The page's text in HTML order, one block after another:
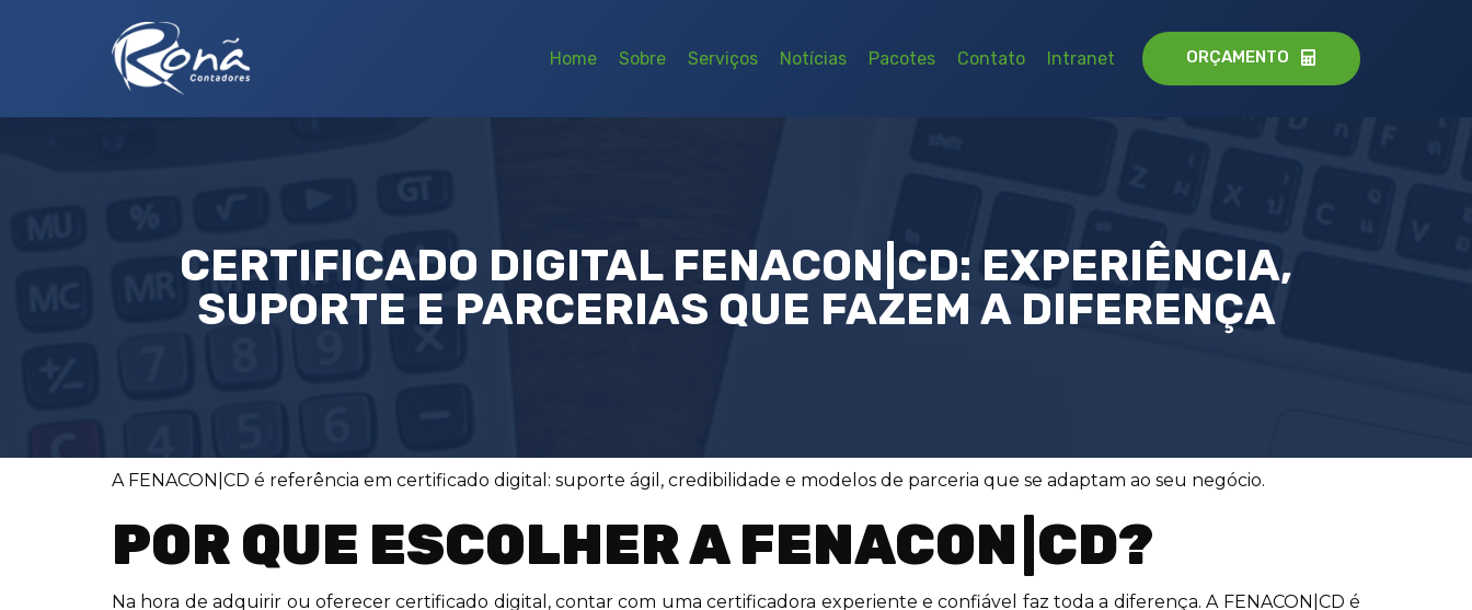
Home Sobre Serviços Notícias Pacotes Contato Intranet ORÇAMENTO
CERTIFICADO DIGITAL FENACON|CD: EXPERIÊNCIA,
SUPORTE E PARCERIAS QUE FAZEM A DIFERENÇA
A FENACON|CD é referência em certificado digital: suporte ágil, credibilidade e modelos de parceria que se adaptam ao seu negócio.
POR QUE ESCOLHER A FENACON|CD?
Na hora de adquirir ou oferecer certificado digital, contar com uma certificadora experiente e confiável faz toda a diferença. A FENACON|CD é